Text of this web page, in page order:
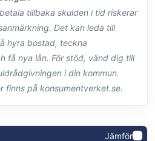
tillbaka skulden i tid riskerar
Det kan leda till
hyra bostad, teckna
få nya lån. För stöd, vänd dig till
i din kommun.
finns på konsumentverket.se.
Jämför